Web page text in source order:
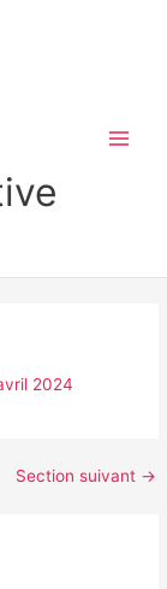
2024
Section suivant →